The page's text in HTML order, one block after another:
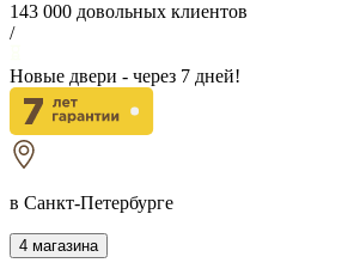
143 000 довольных клиентов
/
Новые двери - через 7 дней!
в Санкт-Петербурге
4 магазина